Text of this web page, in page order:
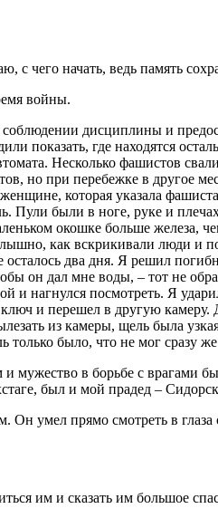
с чего начать, ведь память
войны.
дисциплины и
показать, где находятся
Несколько фашистов
но при перебежке в другое
которая указала
Пули были в ноге, руке и
окошке больше железа,
как вскрикивали люди и
два дня. Я решил
он дал мне воды, – тот не
нагнулся посмотреть. Я
и перешел в другую
из камеры, щель была
только было, что не мог сразу
мужество в борьбе с
был и мой прадед –
умел прямо смотреть в
им и сказать им большое